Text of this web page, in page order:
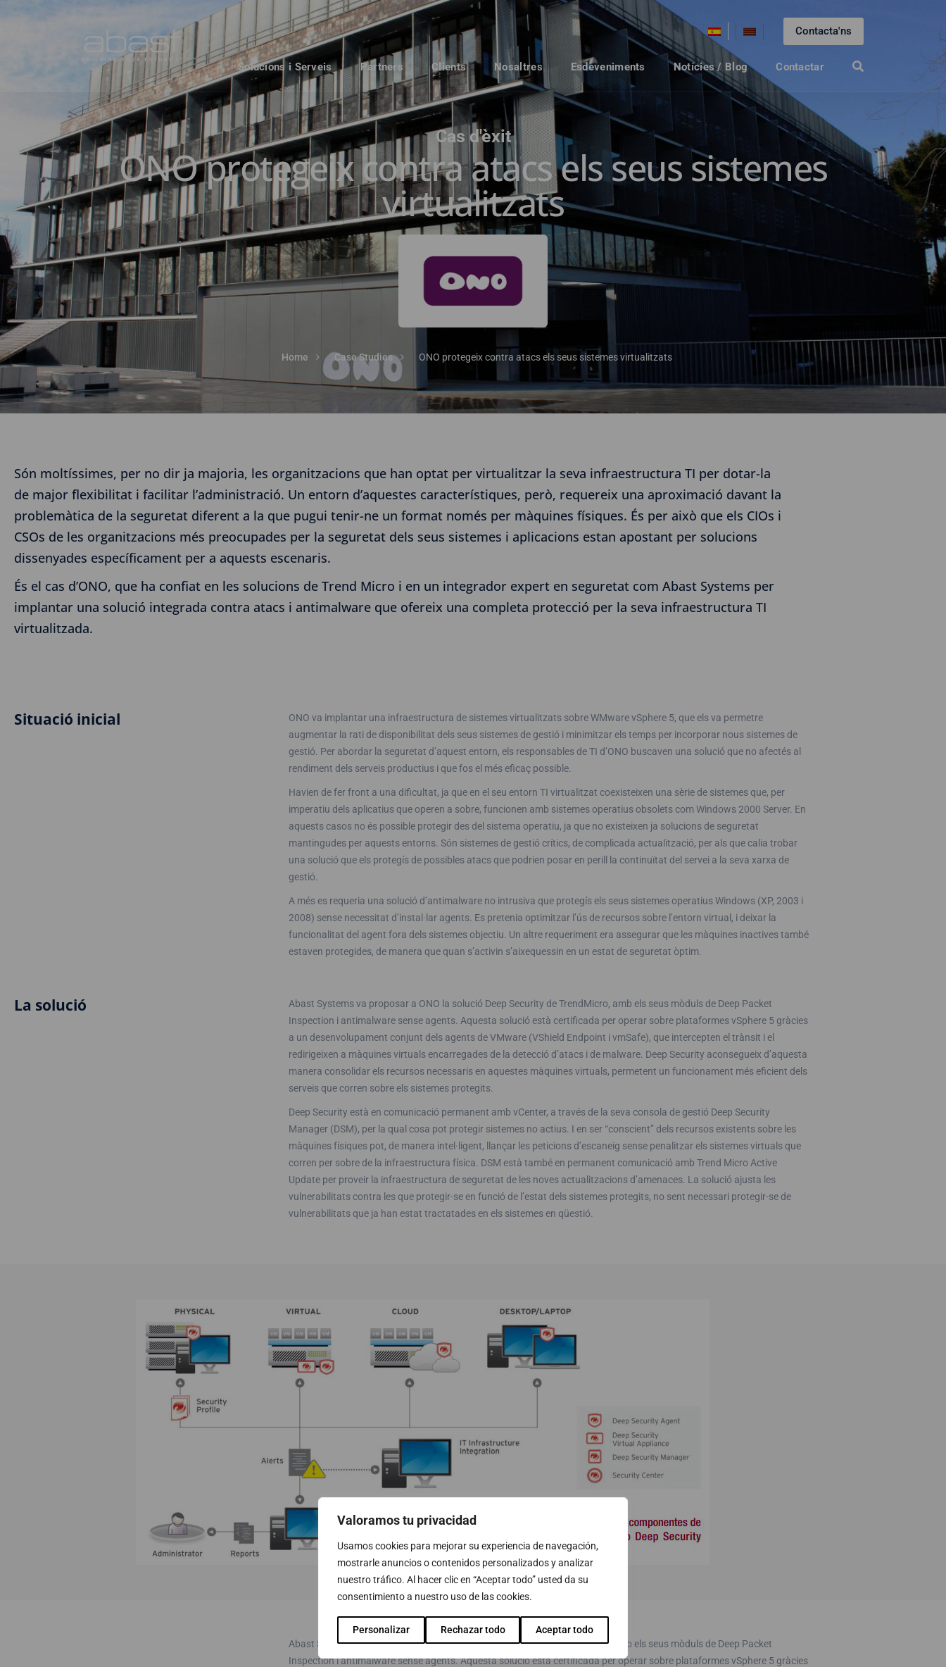
Valoramos tu privacidad
Usamos cookies para mejorar su experiencia de navegación,
mostrarle anuncios o contenidos personalizados y analizar
nuestro tráfico. Al hacer clic en “Aceptar todo” usted da su
consentimiento a nuestro uso de las cookies.
Personalizar Rechazar todo Aceptar todo
Contacta'ns
Solucions i Serveis Partners Clients Nosaltres Esdeveniments Notícies / Blog Contactar
Cas d'èxit
ONO protegeix contra atacs els seus sistemes
virtualitzats
Home Case Studies ONO protegeix contra atacs els seus sistemes virtualitzats
Són moltíssimes, per no dir ja majoria, les organitzacions que han optat per virtualitzar la seva infraestructura TI per dotar-la
de major flexibilitat i facilitar l’administració. Un entorn d’aquestes característiques, però, requereix una aproximació davant la
problemàtica de la seguretat diferent a la que pugui tenir-ne un format només per màquines físiques. És per això que els CIOs i
CSOs de les organitzacions més preocupades per la seguretat dels seus sistemes i aplicacions estan apostant per solucions
dissenyades específicament per a aquests escenaris.
És el cas d’ONO, que ha confiat en les solucions de Trend Micro i en un integrador expert en seguretat com Abast Systems per
implantar una solució integrada contra atacs i antimalware que ofereix una completa protecció per la seva infraestructura TI
virtualitzada.
Situació inicial
ONO va implantar una infraestructura de sistemes virtualitzats sobre WMware vSphere 5, que els va permetre
augmentar la rati de disponibilitat dels seus sistemes de gestió i minimitzar els temps per incorporar nous sistemes de
gestió. Per abordar la seguretat d’aquest entorn, els responsables de TI d’ONO buscaven una solució que no afectés al
rendiment dels serveis productius i que fos el més eficaç possible.
Havien de fer front a una dificultat, ja que en el seu entorn TI virtualitzat coexisteixen una sèrie de sistemes que, per
imperatiu dels aplicatius que operen a sobre, funcionen amb sistemes operatius obsolets com Windows 2000 Server. En
aquests casos no és possible protegir des del sistema operatiu, ja que no existeixen ja solucions de seguretat
mantingudes per aquests entorns. Són sistemes de gestió crítics, de complicada actualització, per als que calia trobar
una solució que els protegís de possibles atacs que podrien posar en perill la continuïtat del servei a la seva xarxa de
gestió.
A més es requeria una solució d’antimalware no intrusiva que protegís els seus sistemes operatius Windows (XP, 2003 i
2008) sense necessitat d’instal·lar agents. Es pretenia optimitzar l’ús de recursos sobre l’entorn virtual, i deixar la
funcionalitat del agent fora dels sistemes objectiu. Un altre requeriment era assegurar que les màquines inactives també
estaven protegides, de manera que quan s’activin s’aixequessin en un estat de seguretat òptim.
La solució
Abast Systems va proposar a ONO la solució Deep Security de TrendMicro, amb els seus mòduls de Deep Packet
Inspection i antimalware sense agents. Aquesta solució està certificada per operar sobre plataformes vSphere 5 gràcies
a un desenvolupament conjunt dels agents de VMware (VShield Endpoint i vmSafe), que intercepten el trànsit i el
redirigeixen a màquines virtuals encarregades de la detecció d’atacs i de malware. Deep Security aconsegueix d’aquesta
manera consolidar els recursos necessaris en aquestes màquines virtuals, permetent un funcionament més eficient dels
serveis que corren sobre els sistemes protegits.
Deep Security està en comunicació permanent amb vCenter, a través de la seva consola de gestió Deep Security
Manager (DSM), per la qual cosa pot protegir sistemes no actius. I en ser “conscient” dels recursos existents sobre les
màquines físiques pot, de manera intel·ligent, llançar les peticions d’escaneig sense penalitzar els sistemes virtuals que
corren per sobre de la infraestructura física. DSM està també en permanent comunicació amb Trend Micro Active
Update per proveir la infraestructura de seguretat de les noves actualitzacions d’amenaces. La solució ajusta les
vulnerabilitats contra les que protegir-se en funció de l’estat dels sistemes protegits, no sent necessari protegir-se de
vulnerabilitats que ja han estat tractatades en els sistemes en qüestió.
Abast Systems va proposar a ONO la solució Deep Security de TrendMicro, amb els seus mòduls de Deep Packet
Inspection i antimalware sense agents. Aquesta solució està certificada per operar sobre plataformes vSphere 5 gràcies